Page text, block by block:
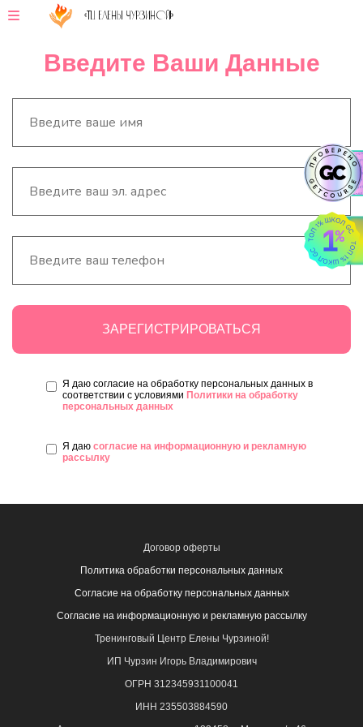
«ТЦ Елены Чурзиной!»
Введите Ваши Данные
ЗАРЕГИСТРИРОВАТЬСЯ
Я даю согласие на обработку персональных данных в
соответствии с условиями Политики на обработку
персональных данных
Я даю согласие на информационную и рекламную
рассылку
Договор оферты
Политика обработки персональных данных
Согласие на обработку персональных данных
Согласие на информационную и рекламную рассылку
Тренинговый Центр Елены Чурзиной!
ИП Чурзин Игорь Владимирович
ОГРН 312345931100041
ИНН 235503884590